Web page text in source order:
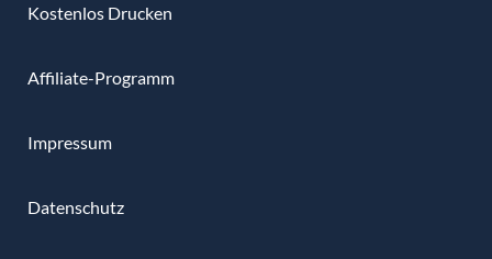
Kostenlos Drucken
Affiliate-Programm
Impressum
Datenschutz